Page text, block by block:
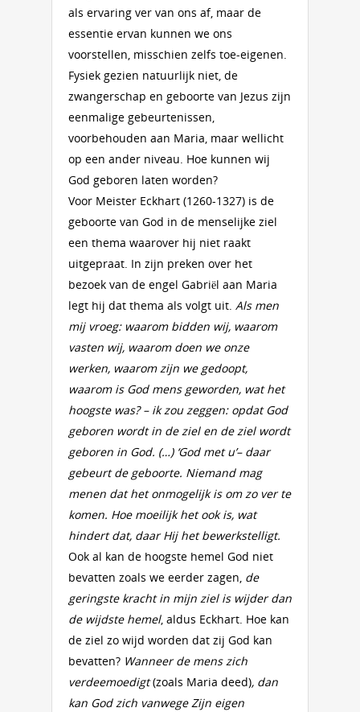
als ervaring ver van ons af, maar de
essentie ervan kunnen we ons
voorstellen, misschien zelfs toe-eigenen.
Fysiek gezien natuurlijk niet, de
zwangerschap en geboorte van Jezus zijn
eenmalige gebeurtenissen,
voorbehouden aan Maria, maar wellicht
op een ander niveau. Hoe kunnen wij
God geboren laten worden?
Voor Meister Eckhart (1260-1327) is de
geboorte van God in de menselijke ziel
een thema waarover hij niet raakt
uitgepraat. In zijn preken over het
bezoek van de engel Gabriël aan Maria
legt hij dat thema als volgt uit. Als men
mij vroeg: waarom bidden wij, waarom
vasten wij, waarom doen we onze
werken, waarom zijn we gedoopt,
waarom is God mens geworden, wat het
hoogste was? – ik zou zeggen: opdat God
geboren wordt in de ziel en de ziel wordt
geboren in God. (…) ‘God met u’– daar
gebeurt de geboorte. Niemand mag
menen dat het onmogelijk is om zo ver te
komen. Hoe moeilijk het ook is, wat
hindert dat, daar Hij het bewerkstelligt.
Ook al kan de hoogste hemel God niet
bevatten zoals we eerder zagen, de
geringste kracht in mijn ziel is wijder dan
de wijdste hemel, aldus Eckhart. Hoe kan
de ziel zo wijd worden dat zij God kan
bevatten? Wanneer de mens zich
verdeemoedigt(zoals Maria deed), dan
kan God zich vanwege Zijn eigen